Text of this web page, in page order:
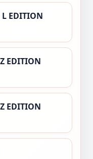
L EDITION
EDITION
EDITION